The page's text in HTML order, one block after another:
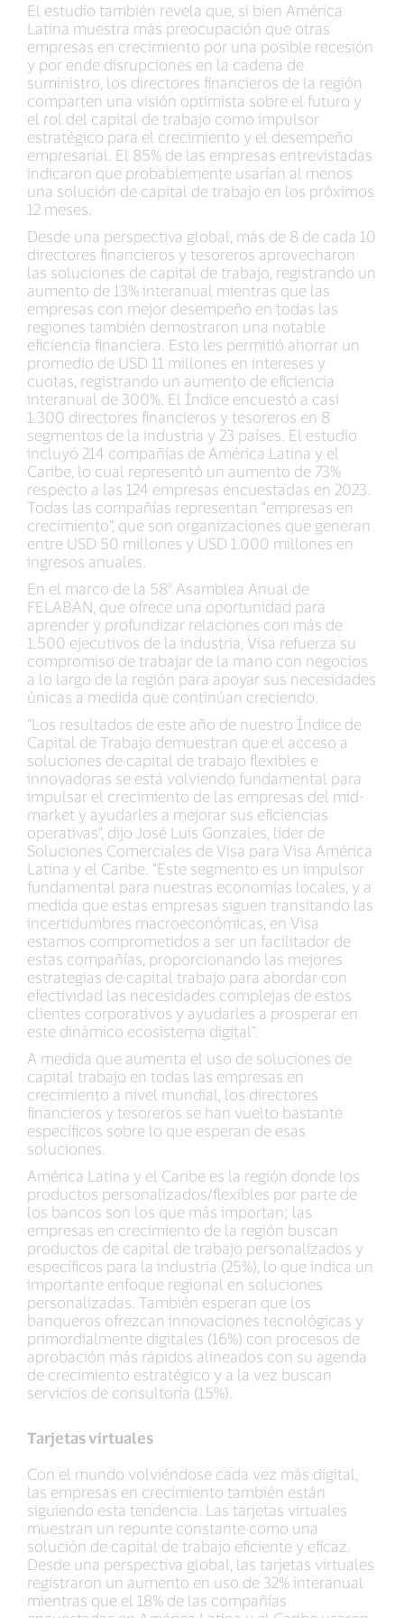
El estudio también revela que, si bien América
Latina muestra más preocupación que otras
empresas en crecimiento por una posible recesión
y por ende disrupciones en la cadena de
suministro, los directores financieros de la región
comparten una visión optimista sobre el futuro y
el rol del capital de trabajo como impulsor
estratégico para el crecimiento y el desempeño
empresarial. El 85% de las empresas entrevistadas
indicaron que probablemente usarían al menos
una solución de capital de trabajo en los próximos
12 meses.
Desde una perspectiva global, más de 8 de cada 10
directores financieros y tesoreros aprovecharon
las soluciones de capital de trabajo, registrando un
aumento de 13% interanual mientras que las
empresas con mejor desempeño en todas las
regiones también demostraron una notable
eficiencia financiera. Esto les permitió ahorrar un
promedio de USD 11 millones en intereses y
cuotas, registrando un aumento de eficiencia
interanual de 300%. El Índice encuestó a casi
1.300 directores financieros y tesoreros en 8
segmentos de la industria y 23 países. El estudio
incluyó 214 compañías de América Latina y el
Caribe, lo cual representó un aumento de 73%
respecto a las 124 empresas encuestadas en 2023.
Todas las compañías representan “empresas en
crecimiento”, que son organizaciones que generan
entre USD 50 millones y USD 1.000 millones en
ingresos anuales.
En el marco de la 58° Asamblea Anual de
FELABAN, que ofrece una oportunidad para
aprender y profundizar relaciones con más de
1.500 ejecutivos de la industria, Visa refuerza su
compromiso de trabajar de la mano con negocios
a lo largo de la región para apoyar sus necesidades
únicas a medida que continúan creciendo.
“Los resultados de este año de nuestro Índice de
Capital de Trabajo demuestran que el acceso a
soluciones de capital de trabajo flexibles e
innovadoras se está volviendo fundamental para
impulsar el crecimiento de las empresas del mid-
market y ayudarles a mejorar sus eficiencias
operativas”, dijo José Luis Gonzales, líder de
Soluciones Comerciales de Visa para Visa América
Latina y el Caribe. “Este segmento es un impulsor
fundamental para nuestras economías locales, y a
medida que estas empresas siguen transitando las
incertidumbres macroeconómicas, en Visa
estamos comprometidos a ser un facilitador de
estas compañías, proporcionando las mejores
estrategias de capital trabajo para abordar con
efectividad las necesidades complejas de estos
clientes corporativos y ayudarles a prosperar en
este dinámico ecosistema digital”.
A medida que aumenta el uso de soluciones de
capital trabajo en todas las empresas en
crecimiento a nivel mundial, los directores
financieros y tesoreros se han vuelto bastante
específicos sobre lo que esperan de esas
soluciones.
América Latina y el Caribe es la región donde los
productos personalizados/flexibles por parte de
los bancos son los que más importan; las
empresas en crecimiento de la región buscan
productos de capital de trabajo personalizados y
específicos para la industria (25%), lo que indica un
importante enfoque regional en soluciones
personalizadas. También esperan que los
banqueros ofrezcan innovaciones tecnológicas y
primordialmente digitales (16%) con procesos de
aprobación más rápidos alineados con su agenda
de crecimiento estratégico y a la vez buscan
servicios de consultoría (15%).
Tarjetas virtuales
Con el mundo volviéndose cada vez más digital,
las empresas en crecimiento también están
siguiendo esta tendencia. Las tarjetas virtuales
muestran un repunte constante como una
solución de capital de trabajo eficiente y eficaz.
Desde una perspectiva global, las tarjetas virtuales
registraron un aumento en uso de 32% interanual
mientras que el 18% de las compañías